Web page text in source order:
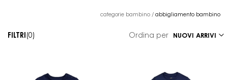
categorie bambino / abbigliamento bambino
FILTRI (0) Ordina per